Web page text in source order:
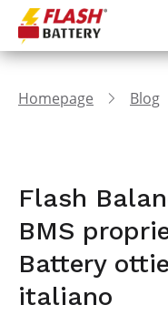
Homepage Blog
Flash
BMS
Battery
italiano